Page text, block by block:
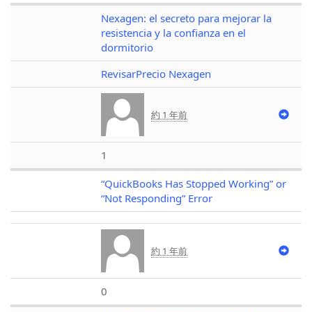
Nexagen: el secreto para mejorar la
resistencia y la confianza en el
dormitorio
RevisarPrecio Nexagen
約 1 年前
1
“QuickBooks Has Stopped Working” or
“Not Responding” Error
約 1 年前
0